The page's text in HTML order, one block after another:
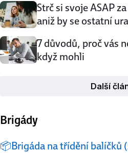
Strč si svoje ASAP
aniž by se ostatní
7 důvodů, proč vás
když mohli
Další
Brigády
📦Brigáda na třídění balíčků